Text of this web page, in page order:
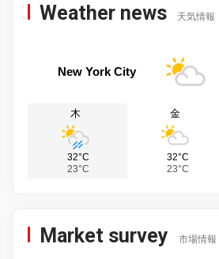
Weather news 天気情報
New York City
木
32°C
23°C
金
32°C
23°C
Market survey 市場情報